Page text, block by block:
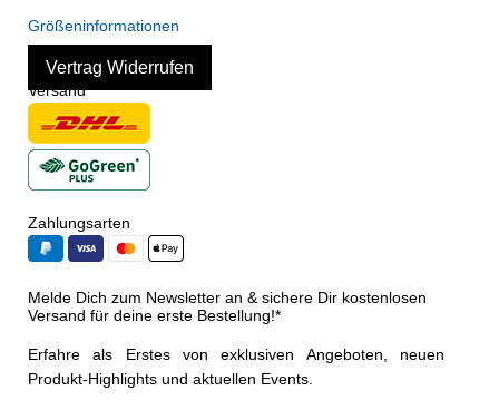
Größeninformationen
Vertrag Widerrufen
Versand
Zahlungsarten
Melde Dich zum Newsletter an & sichere Dir kostenlosen
Versand für deine erste Bestellung!*
Erfahre als Erstes von exklusiven Angeboten, neuen
Produkt-Highlights und aktuellen Events.